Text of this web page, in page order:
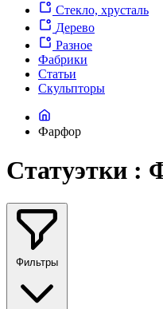
Стекло, хрусталь
Дерево
Разное
Фабрики
Статьи
Скульпторы
Фарфор
Статуэтки :